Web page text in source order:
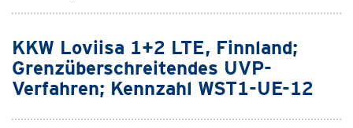
KKW Loviisa 1+2 LTE, Finnland;
Grenzüberschreitendes UVP-
Verfahren; Kennzahl WST1-UE-12